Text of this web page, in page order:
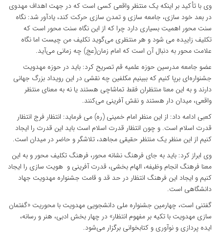
وی با تأکید بر اینکه یک منتظر واقعی کسی است که در جهت اهداف مهدوی
در بعد خود سازی، جامعه سازی و تمدن سازی حرکت کند، یادآور شد: نگاه
سنت محور اهمیت بسیاری دارد چرا که از این نگاه سنت محور است که
تکلیف زاییده می شود و هر منتظری می‌گوید تکلیف من چیست اما نگاه
علامت محور به دنبال آن است که امام زمان(عج) چه زمانی می‌آید.
عضو جامعه مدرسین حوزه علمیه قم تصریح کرد: باید در حوزه مهدویت
جشنواره‌ای برپا کنیم که ببینیم مکلفین چه نقشی در این رویداد بزرگ جهانی
دارند و به این معنا منتظران فقط تماشاچی هستند یا نه به معنای منتظر
واقعی، میدان دار هستند و نقش آفرینی می‌کنند.
کعبی ادامه داد: از این منظر امام خمینی (ره) می فرماید: انتظار فرج انتظار
قدرت اسلام است. و چون انتظار قدرت اسلام است باید این قدرت را ایجاد
کنیم از این منظر یک منتظر حقیقی مجاهد، تلاشگر و حاضر در میدان است.
وی ابراز کرد: باید به جای فرهنگ نشانه محور، فرهنگ تکلیف محور و به این
معنا فرهنگ انجام وظیفه، الهام بخشی، قدرت آفرینی و هویت سازی را ایجاد
کنیم و ایجاد این فرهنگ انتظار در حد قد و قامت جشنواره مهدویت جهاد
دانشگاهی است.
گفتنی است، چهارمین جشنواره ملی دانشجویی مهدویت با محوریت «گفتمان
سازی مهدویت با تکیه بر مفهوم انتظار» در چهار بخش ادبی، هنر و رسانه،
ایده پردازی و نوآوری و کتابخوانی برگزار می‌شود.